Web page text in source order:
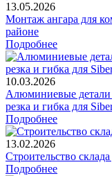
13.05.2026
Монтаж ангара для
районе
Подробнее
10.03.2026
Алюминиевые детали
резка и гибка для
Подробнее
13.02.2026
Строительство
Подробнее